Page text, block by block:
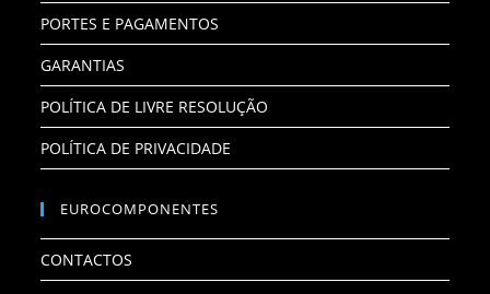
PORTES E PAGAMENTOS
GARANTIAS
POLÍTICA DE LIVRE RESOLUÇÃO
POLÍTICA DE PRIVACIDADE
EUROCOMPONENTES
CONTACTOS